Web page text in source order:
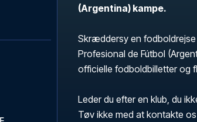
(Argentina) kampe.
Skræddersy en
Profesional de Fútbol
officielle fodboldbilletter og
Leder du efter en klub, du
Tøv ikke med at kontakte os